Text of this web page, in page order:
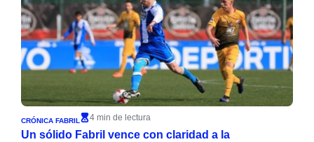
CRÓNICA FABRIL 4 min de lectura
Un sólido Fabril vence con claridad a la